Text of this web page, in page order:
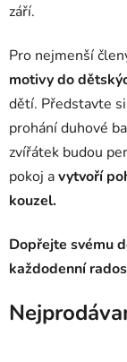
září.
Pro nejmenší
motivy do
dětí. Představte
prohání duhové
zvířátek budou
pokoj avytvoří
kouzel.
Dopřejte svému
každodenní